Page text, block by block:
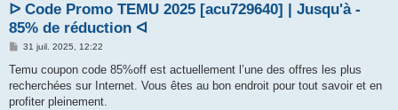
ᐅ Code Promo TEMU 2025 [acu729640] | Jusqu'à -
85% de réduction ᐊ
M
s
a
g
31 juil. 2025, 12:22
Temu coupon code 85%off est actuellement l’une des offres les plus
recherchées sur Internet. Vous êtes au bon endroit pour tout savoir et en
profiter pleinement.